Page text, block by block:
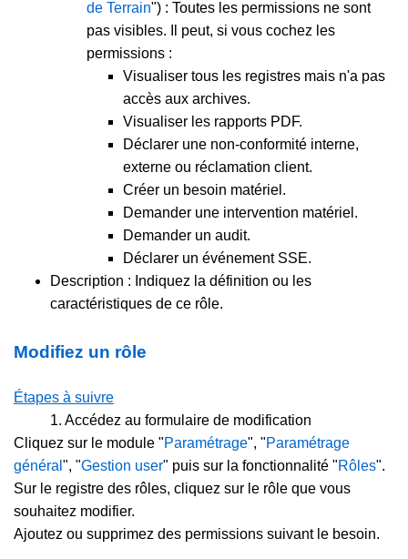
de Terrain") : Toutes les permissions ne sont
pas visibles. Il peut, si vous cochez les
permissions :
Visualiser tous les registres mais n'a pas
accès aux archives.
Visualiser les rapports PDF.
Déclarer une non-conformité interne,
externe ou réclamation client.
Créer un besoin matériel.
Demander une intervention matériel.
Demander un audit.
Déclarer un événement SSE.
Description : Indiquez la définition ou les
caractéristiques de ce rôle.
Modifiez un rôle
Étapes à suivre
1. Accédez au formulaire de modification
Cliquez sur le module "Paramétrage", "Paramétrage
général ", "Gestion user" puis sur la fonctionnalité "Rôles".
Sur le registre des rôles, cliquez sur le rôle que vous
souhaitez modifier.
Ajoutez ou supprimez des permissions suivant le besoin.